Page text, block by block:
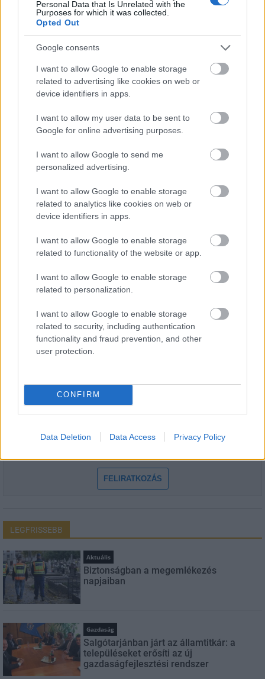
Personal Data that Is Unrelated with the
Purposes for which it was collected.
Opted Out
Google consents
I want to allow Google to enable storage
related to advertising like cookies on web or
device identifiers in apps.
I want to allow my user data to be sent to
Google for online advertising purposes.
I want to allow Google to send me
personalized advertising.
I want to allow Google to enable storage
related to analytics like cookies on web or
device identifiers in apps.
I want to allow Google to enable storage
related to functionality of the website or app.
I want to allow Google to enable storage
related to personalization.
I want to allow Google to enable storage
related to security, including authentication
functionality and fraud prevention, and other
user protection.
CONFIRM
Data Deletion Data Access Privacy Policy
bővítésénél.
Új gyalogosátkelők és jelzőlámpás
csomópont épül Angyalföldön
Hódmezővásárhely jó hírű református
iskoláját
Látványos építési szakasz indult be a
Paks II.: Mit jelent az 5. blokk új
mérföldköve a felülvizsgálat
árnyékában?
HÍRLEVÉL
E-mail cím
Feliratkozom a hírlevélre és elfogadom azadatvédelmi
FELIRATKOZÁS
LEGFRISSEBB
Aktuális
Biztonságban a megemlékezés
napjaiban
Gazdaság
Salgótarjánban járt az államtitkár: a
településeket erősíti az új
gazdaságfejlesztési rendszer